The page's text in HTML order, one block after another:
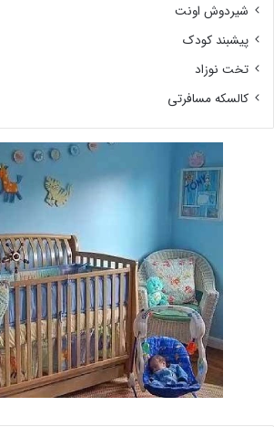
شیردوش اونت
پیشبند کودک
تخت نوزاد
کالسکه مسافرتی